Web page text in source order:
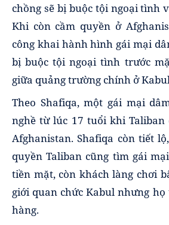
chồng sẽ bị buộc tội ngoại tình
Khi còn cầm quyền ở
công khai hành hình gái mại
bị buộc tội ngoại tình trước
giữa quảng trường chính ở
Theo Shafiqa, một gái mại
nghề từ lúc 17 tuổi khi Taliban
Afghanistan. Shafiqa còn tiết
quyền Taliban cũng tìm gái
tiền mặt, còn khách làng chơi
giới quan chức Kabul nhưng
hàng.